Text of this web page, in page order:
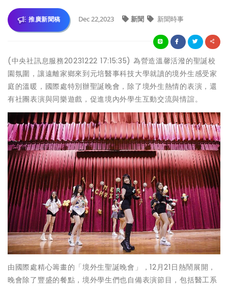
推廣新聞稿 Dec 22,2023 新聞 新聞時事
(中央社訊息服務20231222 17:15:35) 為營造溫馨活潑的聖誕校
園氛圍，讓遠離家鄉來到元培醫事科技大學就讀的境外生感受家
庭的溫暖，國際處特別辦聖誕晚會，除了境外生熱情的表演，還
有社團表演與同樂遊戲，促進境內外學生互動交流與情誼。
由國際處精心籌畫的「境外生聖誕晚會」，12月21日熱鬧展開，
晚會除了豐盛的餐點，境外學生們也自備表演節目，包括醫工系